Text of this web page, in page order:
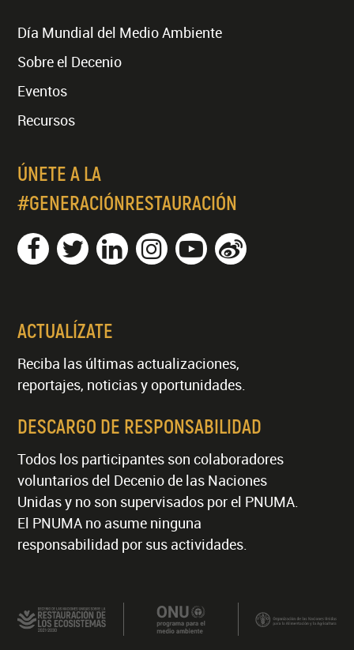
Día Mundial del Medio Ambiente
Sobre el Decenio
Eventos
Recursos
ÚNETE A LA
#GENERACIÓNRESTAURACIÓN
ACTUALÍZATE
Reciba las últimas actualizaciones,
reportajes, noticias y oportunidades.
DESCARGO DE RESPONSABILIDAD
Todos los participantes son colaboradores
voluntarios del Decenio de las Naciones
Unidas y no son supervisados por el PNUMA.
El PNUMA no asume ninguna
responsabilidad por sus actividades.